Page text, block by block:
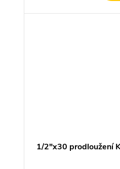
1/2"x30 prodloužení